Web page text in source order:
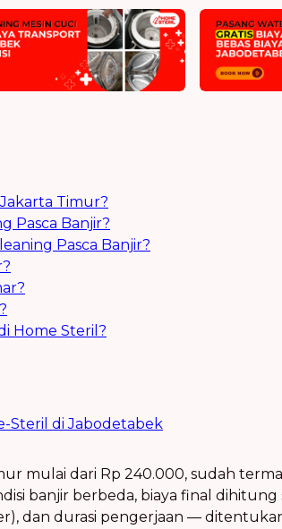
Timur?
Pasca Banjir?
Pasca Banjir?
Home Steril?
Steril di Jabodetabek
mulai dari Rp 240.000, sudah
banjir berbeda, biaya final
dan durasi pengerjaan —